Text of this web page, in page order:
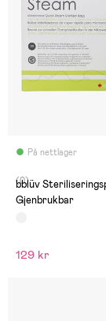
På nettlager
(0)
bblüv
Gjenbrukbar
129 kr